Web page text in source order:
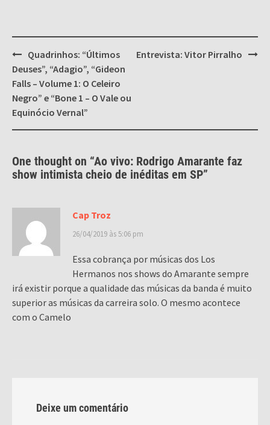
Post
navigation
Quadrinhos: “Últimos
Deuses”, “Adagio”, “Gideon
Falls – Volume 1: O Celeiro
Negro” e “Bone 1 – O Vale ou
Equinócio Vernal”
Entrevista: Vitor Pirralho
One thought on “Ao vivo: Rodrigo Amarante faz
show intimista cheio de inéditas em SP”
Cap Troz
26/04/2019 às 5:06 pm
Essa cobrança por músicas dos Los
Hermanos nos shows do Amarante sempre
irá existir porque a qualidade das músicas da banda é muito
superior as músicas da carreira solo. O mesmo acontece
com o Camelo
Deixe um comentário